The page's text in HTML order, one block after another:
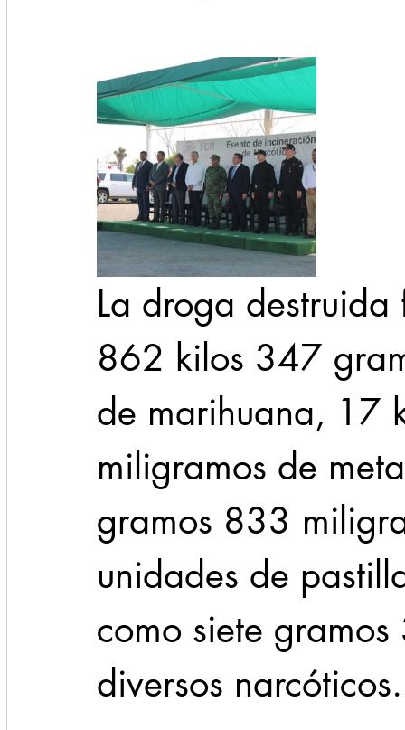
La droga
862 kilos 347
de marihuana,
miligramos de
gramos 833
unidades de
como siete
diversos narcóticos.